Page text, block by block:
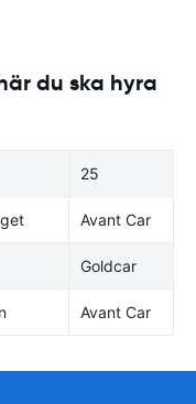
du ska hyra
25
Avant Car
Goldcar
Avant Car